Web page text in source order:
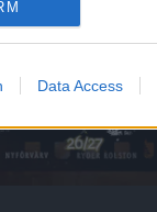
Data Access